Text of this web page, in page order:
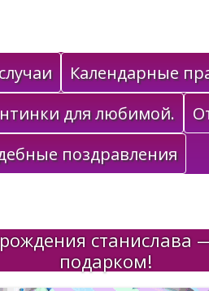
Календарные
для любимой.
поздравления
станислава
подарком!